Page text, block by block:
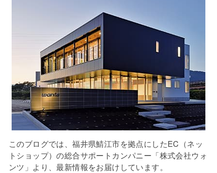
このブログでは、福井県鯖江市を拠点にしたEC（ネッ
トショップ）の総合サポートカンパニー「株式会社ウォ
ンツ」より、最新情報をお届けしています。